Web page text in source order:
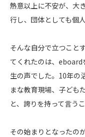
熱意以上に不安が、大
行し、団体としても個
そんな自分で立つこと
てくれたのは、eboard
生の声でした。10年の
まな教育現場、子ども
と、誇りを持って言う
その始まりとなったの